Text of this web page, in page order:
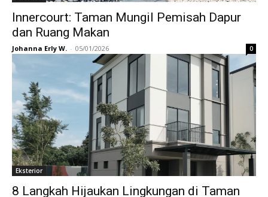
Innercourt: Taman Mungil Pemisah Dapur
dan Ruang Makan
Johanna Erly W. - 05/01/2026 0
Eksterior
8 Langkah Hijaukan Lingkungan di Taman